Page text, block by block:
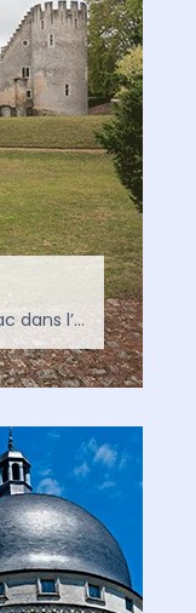
Aux confins du Berry, à Lignac dans l’Indre, le Château Guillaume domine son écrin de verdure depuis près de neuf siècles. Une forteresse médiévale dont l’histoire est intimement liée aux…